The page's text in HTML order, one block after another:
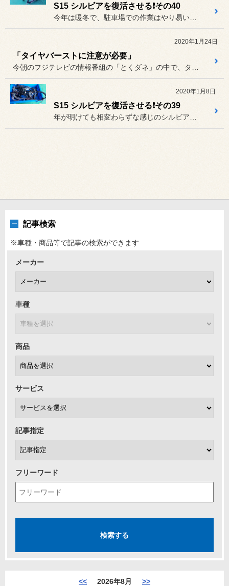
S15 シルビアを復活させる❗その40
2020年1月24日
「タイヤバーストに注意が必要」
2020年1月8日
S15 シルビアを復活させる❗その39
記事検索
※車種・商品等で記事の検索ができます
メーカー
車種
商品
サービス
記事指定
フリーワード
<< 2026年8月 >>